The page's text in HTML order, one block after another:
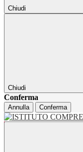
Chiudi
Chiudi
Conferma
Annulla Conferma